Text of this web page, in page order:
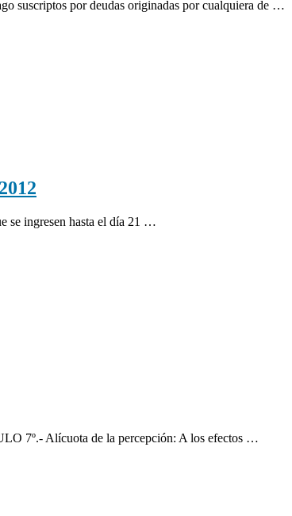
suscriptos por deudas originadas por cualquiera de …
se ingresen hasta el día 21 …
7º.- Alícuota de la percepción: A los efectos …